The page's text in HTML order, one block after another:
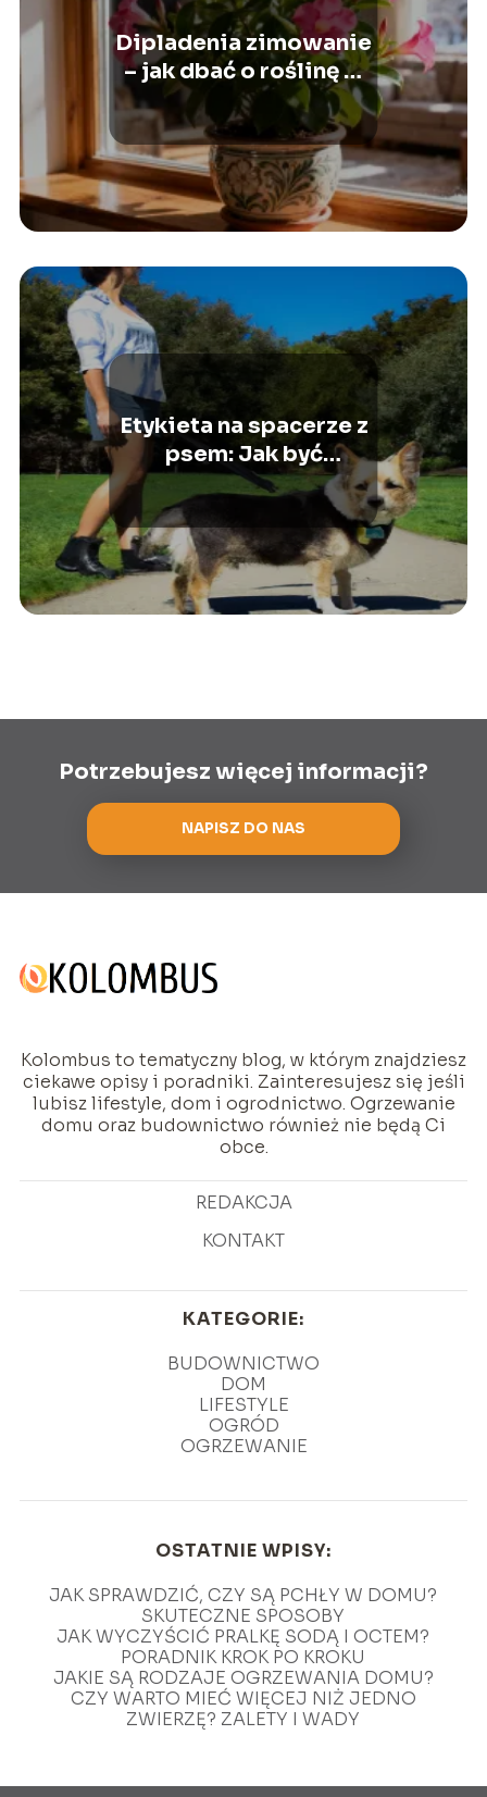
Dipladenia zimowanie
– jak dbać o roślinę w
domu?
Etykieta na spacerze z
psem: Jak być
odpowiedzialnym
właścicielem
Potrzebujesz więcej informacji?
NAPISZ DO NAS
Kolombus to tematyczny blog, w którym znajdziesz
ciekawe opisy i poradniki. Zainteresujesz się jeśli
lubisz lifestyle, dom i ogrodnictwo. Ogrzewanie
domu oraz budownictwo również nie będą Ci
obce.
REDAKCJA
KONTAKT
KATEGORIE:
BUDOWNICTWO
DOM
LIFESTYLE
OGRÓD
OGRZEWANIE
OSTATNIE WPISY:
JAK SPRAWDZIĆ, CZY SĄ PCHŁY W DOMU?
SKUTECZNE SPOSOBY
JAK WYCZYŚCIĆ PRALKĘ SODĄ I OCTEM?
PORADNIK KROK PO KROKU
JAKIE SĄ RODZAJE OGRZEWANIA DOMU?
CZY WARTO MIEĆ WIĘCEJ NIŻ JEDNO
ZWIERZĘ? ZALETY I WADY